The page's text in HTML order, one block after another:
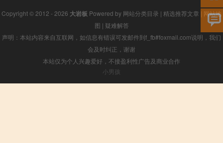
Copyright © 2012 - 2026 大岩板 Powered by 网站分类目录 | 精选推荐文章 | 网站地
图 | 疑难解答
声明：本站内容来自互联网，如信息有错误可发邮件到f_fb#foxmail.com说明，我们
会及时纠正，谢谢
本站仅为个人兴趣爱好，不接盈利性广告及商业合作
小男孩